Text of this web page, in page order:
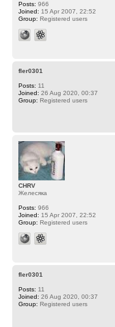
Posts: 966
Joined: 15 Apr 2007, 22:52
Group: Registered users
fler0301
Posts: 11
Joined: 26 Aug 2020, 00:37
Group: Registered users
CHRV
Желесяка
Posts: 966
Joined: 15 Apr 2007, 22:52
Group: Registered users
fler0301
Posts: 11
Joined: 26 Aug 2020, 00:37
Group: Registered users